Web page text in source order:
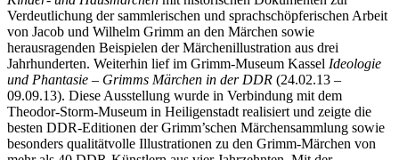
Verdeutlichung der sammlerischen und sprachschöpferischen Arbeit
von Jacob und Wilhelm Grimm an den Märchen sowie
herausragenden Beispielen der Märchenillustration aus drei
Jahrhunderten. Weiterhin lief im Grimm-Museum Kassel Ideologie
und Phantasie – Grimms Märchen in der DDR (24.02.13 –
09.09.13). Diese Ausstellung wurde in Verbindung mit dem
Theodor-Storm-Museum in Heiligenstadt realisiert und zeigte die
besten DDR-Editionen der Grimm’schen Märchensammlung sowie
besonders qualitätvolle Illustrationen zu den Grimm-Märchen von